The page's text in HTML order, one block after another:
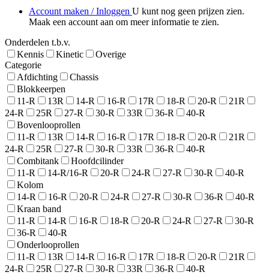
Account maken / Inloggen U kunt nog geen prijzen zien.
Maak een account aan om meer informatie te zien.
Onderdelen t.b.v.
Kennis
Kinetic
Overige
Categorie
Afdichting
Chassis
Blokkeerpen
11-R
13R 14-R 16-R 17R 18-R 20-R
21R
24-R
25R 27-R 30-R 33R 36-R
40-R
Bovenlooprollen
11-R
13R 14-R 16-R 17R 18-R 20-R
21R
24-R
25R 27-R 30-R 33R 36-R
40-R
Combitank
Hoofdcilinder
11-R
14-R/16-R 20-R 24-R 27-R 30-R
40-R
Kolom
14-R
16-R 20-R 24-R 27-R 30-R 36-R
40-R
Kraan band
11-R
14-R 16-R 18-R 20-R 24-R 27-R
30-R
36-R
40-R
Onderlooprollen
11-R
13R 14-R 16-R 17R 18-R 20-R
21R
24-R
25R 27-R 30-R 33R 36-R
40-R